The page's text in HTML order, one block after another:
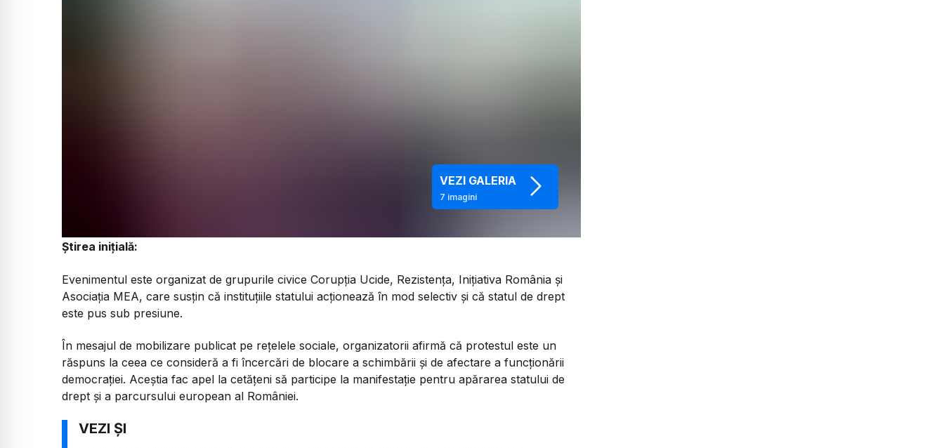
VEZI GALERIA
7 imagini
Știrea inițială:
Evenimentul este organizat de grupurile civice Corupția Ucide, Rezistența, Inițiativa România și
Asociația MEA, care susțin că instituțiile statului acționează în mod selectiv și că statul de drept
este pus sub presiune.
În mesajul de mobilizare publicat pe rețelele sociale, organizatorii afirmă că protestul este un
răspuns la ceea ce consideră a fi încercări de blocare a schimbării și de afectare a funcționării
democrației. Aceștia fac apel la cetățeni să participe la manifestație pentru apărarea statului de
drept și a parcursului european al României.